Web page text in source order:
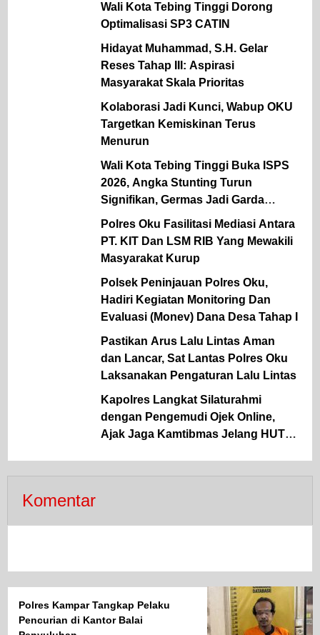
Wali Kota Tebing Tinggi Dorong
Optimalisasi SP3 CATIN
Hidayat Muhammad, S.H. Gelar
Reses Tahap III: Aspirasi
Kolaborasi Jadi Kunci, Wabup OKU
Targetkan Kemiskinan Terus
Menurun
Wali Kota Tebing Tinggi Buka ISPS
2026, Angka Stunting Turun
Signifikan, Germas Jadi Garda
Terdepan Pencegahan
Polres Oku Fasilitasi Mediasi Antara
PT. KIT Dan LSM RIB Yang Mewakili
Masyarakat Kurup
Polsek Peninjauan Polres Oku,
Hadiri Kegiatan Monitoring Dan
Evaluasi (Monev) Dana Desa Tahap I
Pastikan Arus Lalu Lintas Aman
dan Lancar, Sat Lantas Polres Oku
Laksanakan Pengaturan Lalu Lintas
Kapolres Langkat Silaturahmi
dengan Pengemudi Ojek Online,
Ajak Jaga Kamtibmas Jelang HUT
Komentar
Polres Kampar Tangkap Pelaku
Pencurian di Kantor Balai